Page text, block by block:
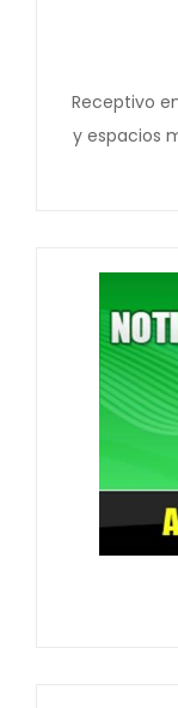
Receptivo
y espacios